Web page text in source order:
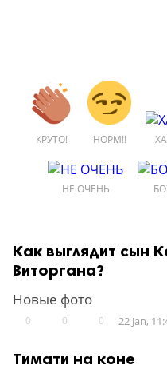
КРУТО! НОРМ!!
НЕ ОЧЕНЬ
Как выглядит сын
Виторгана?
Новые фото
0 0 0 22 Jan,
Тимати на коне